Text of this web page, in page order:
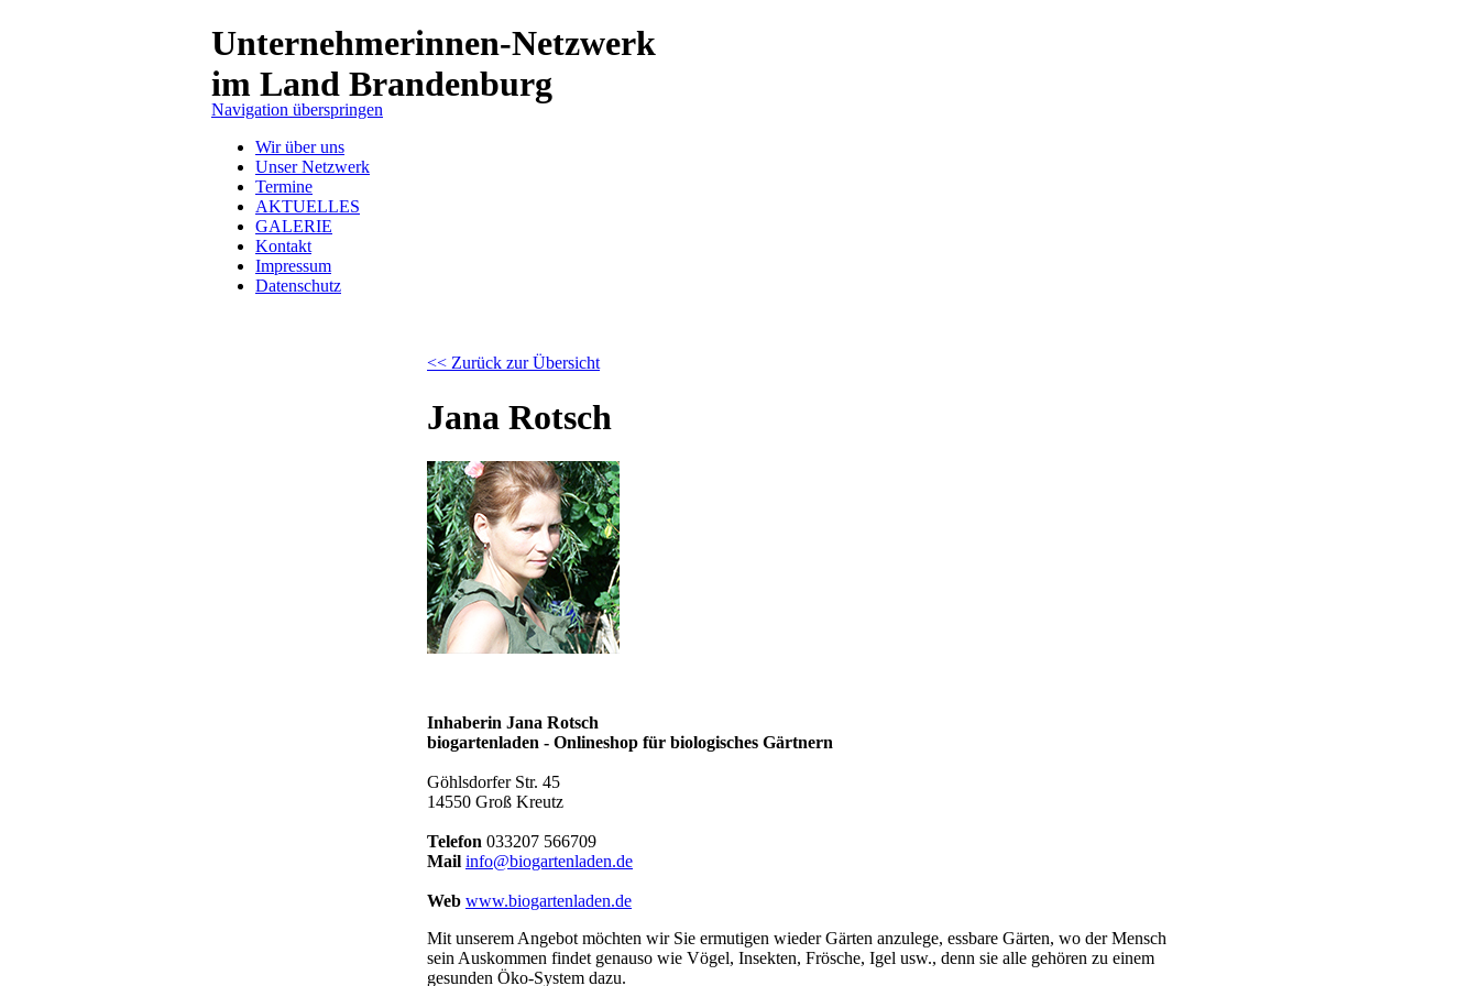
Unternehmerinnen-Netzwerk
im Land Brandenburg
Navigation überspringen
Wir über uns
Unser Netzwerk
Termine
AKTUELLES
GALERIE
Kontakt
Impressum
Datenschutz
<< Zurück zur Übersicht
Jana Rotsch
Inhaberin Jana Rotsch
biogartenladen - Onlineshop für biologisches Gärtnern
Göhlsdorfer Str. 45
14550 Groß Kreutz
Telefon 033207 566709
Mail info@biogartenladen.de
Web www.biogartenladen.de
Mit unserem Angebot möchten wir Sie ermutigen wieder Gärten anzulege, essbare Gärten, wo der Mensch
sein Auskommen findet genauso wie Vögel, Insekten, Frösche, Igel usw., denn sie alle gehören zu einem
gesunden Öko-System dazu.